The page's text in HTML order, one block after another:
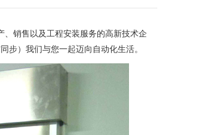
销售以及工程安装服务的高新技术企
步）我们与您一起迈向自动化生活。